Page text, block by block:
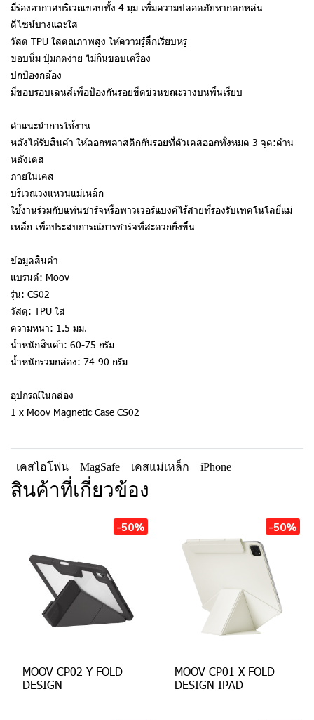
มีร่องอากาศบริเวณขอบทั้ง 4 มุม เพิ่มความปลอดภัยหากตกหล่น
ดีไซน์บางและใส
วัสดุ TPU ใสคุณภาพสูง ให้ความรู้สึกเรียบหรู
ขอบนิ่ม ปุ่มกดง่าย ไม่กินขอบเครื่อง
ปกป้องกล้อง
มีขอบรอบเลนส์เพื่อป้องกันรอยขีดข่วนขณะวางบนพื้นเรียบ
คำแนะนำการใช้งาน
หลังได้รับสินค้า ให้ลอกพลาสติกกันรอยที่ตัวเคสออกทั้งหมด 3 จุด:ด้าน
หลังเคส
ภายในเคส
บริเวณวงแหวนแม่เหล็ก
ใช้งานร่วมกับแท่นชาร์จหรือพาวเวอร์แบงค์ไร้สายที่รองรับเทคโนโลยีแม่
เหล็ก เพื่อประสบการณ์การชาร์จที่สะดวกยิ่งขึ้น
ข้อมูลสินค้า
แบรนด์: Moov
รุ่น: CS02
วัสดุ: TPU ใส
ความหนา: 1.5 มม.
น้ำหนักสินค้า: 60-75 กรัม
น้ำหนักรวมกล่อง: 74-90 กรัม
อุปกรณ์ในกล่อง
1 x Moov Magnetic Case CS02
เคสไอโฟน MagSafe เคสแม่เหล็ก iPhone
สินค้าที่เกี่ยวข้อง
-50%
MOOV CP02 Y-FOLD
DESIGN
-50%
MOOV CP01 X-FOLD
DESIGN IPAD